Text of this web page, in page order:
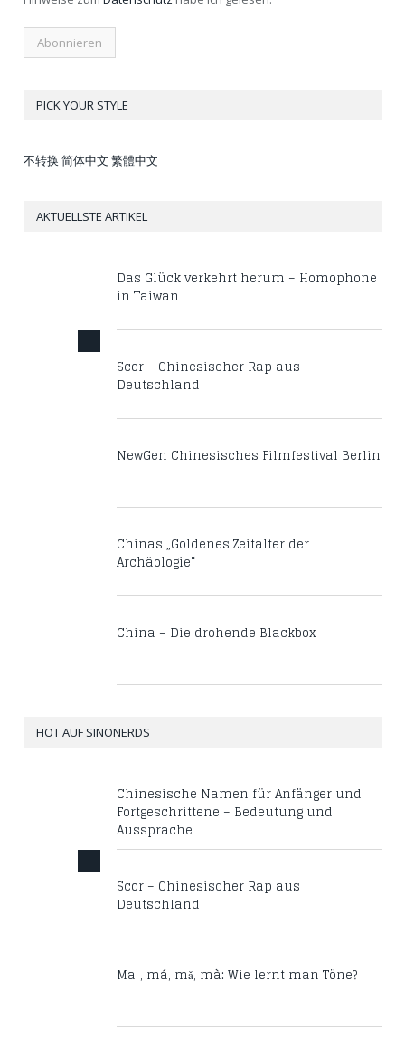
PICK YOUR STYLE
不转换 简体中文 繁體中文
AKTUELLSTE ARTIKEL
Das Glück verkehrt herum – Homophone
in Taiwan
Scor – Chinesischer Rap aus
Deutschland
NewGen Chinesisches Filmfestival Berlin
Chinas „Goldenes Zeitalter der
Archäologie“
China – Die drohende Blackbox
HOT AUF SINONERDS
Chinesische Namen für Anfänger und
Fortgeschrittene – Bedeutung und
Aussprache
Scor – Chinesischer Rap aus
Deutschland
Mā, má, mǎ, mà: Wie lernt man Töne?